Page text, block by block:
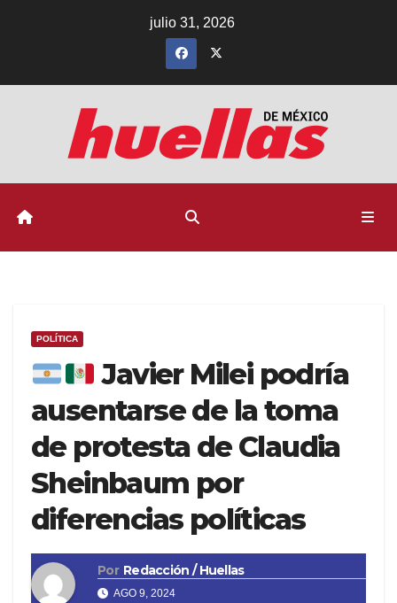
julio 31, 2026
POLÍTICA
Javier Milei podría
ausentarse de la toma
de protesta de Claudia
Sheinbaum por
diferencias políticas
Por Redacción / Huellas
AGO 9, 2024